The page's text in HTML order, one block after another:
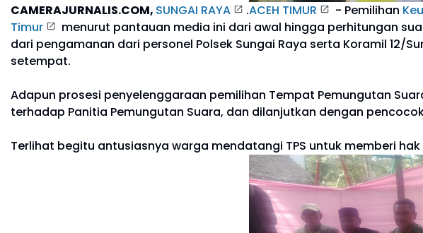
CAMERAJURNALIS.COM, SUNGAI RAYA .ACEH TIMUR - Pemilihan
Timur
menurut pantauan media ini dari awal hingga perhitungan
dari pengamanan dari personel Polsek Sungai Raya serta Koramil 12/
setempat.
Adapun prosesi penyelenggaraan pemilihan Tempat Pemungutan
terhadap Panitia Pemungutan Suara, dan dilanjutkan dengan
Terlihat begitu antusiasnya warga mendatangi TPS untuk memberi